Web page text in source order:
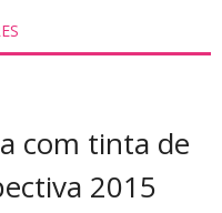
com tinta de
2015